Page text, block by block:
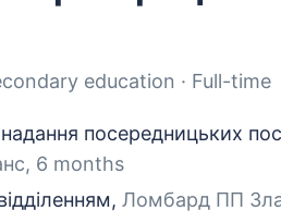
education · Full-time
надання посередницьких
6 months
Ломбард ПП